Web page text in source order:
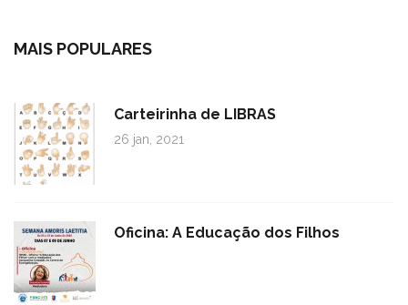
MAIS POPULARES
Carteirinha de LIBRAS
26 jan, 2021
Oficina: A Educação dos Filhos